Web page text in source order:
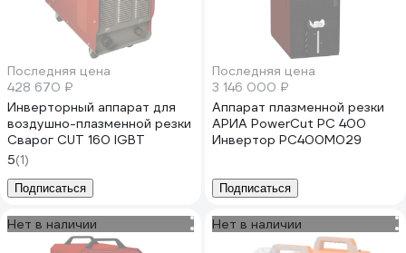
Последняя цена
428 670 ₽
Инверторный аппарат для
воздушно-плазменной резки
Сварог CUT 160 IGBT
5(1)
Подписаться
Последняя цена
3 146 000 ₽
Аппарат плазменной резки
АРИА PowerCut PC 400
Инвертор PC400M029
Подписаться
Нет в наличии Нет в наличии